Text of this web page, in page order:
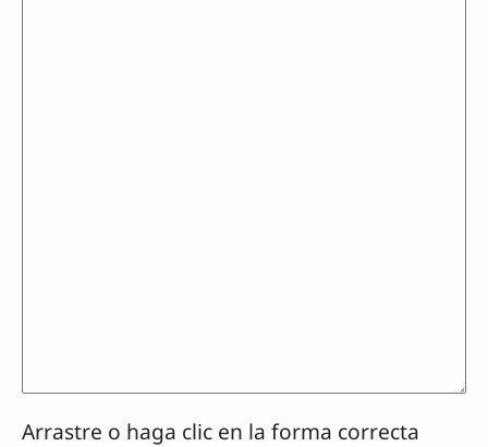
Arrastre o haga clic en la forma correcta